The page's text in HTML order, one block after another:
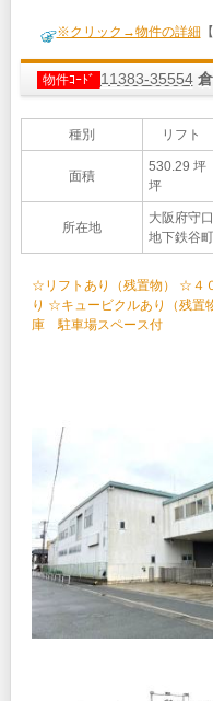
※クリック→物件の詳細
物件ｺｰﾄﾞ 11383-35554
種別 リフト
面積
530.29 坪
坪
所在地
大阪府守
地下鉄谷
☆リフトあり（残置物） ☆４
り ☆キュービクルあり（残
庫 駐車場スペース付